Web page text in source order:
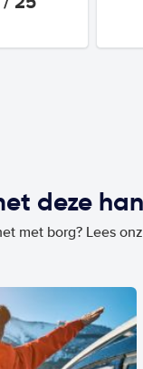
deze
met borg? Lees